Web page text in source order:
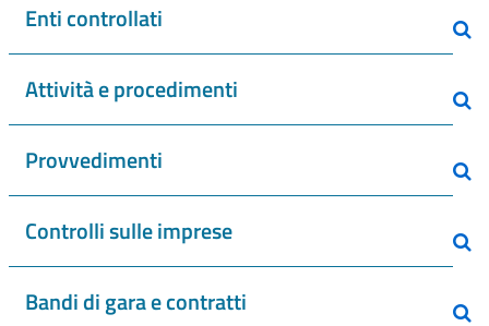
Enti controllati
Attività e procedimenti
Provvedimenti
Controlli sulle imprese
Bandi di gara e contratti